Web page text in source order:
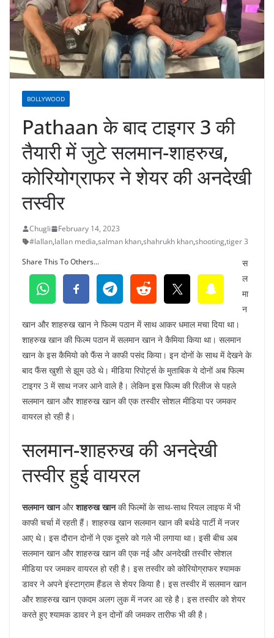
BOLLYWOOD
Pathaan के बाद टाइगर 3 की
तैयारी में जुटे सलमान-शाहरुख,
कोरियोग्राफर ने शेयर की अनदेखी
तस्वीर
Chugli
February 14, 2023
#lallan,lallan media,salman khan,shahrukh khan,shooting,tiger 3
Share This To Others...
स
ल
मा
न
खान और शाहरुख खान ने फिल्म पठान में साथ आकर धमाल मचा दिया था।
शाहरुख खान की फिल्म पठान में सलमान खान ने कैमिया किया था। सलमान
खान के इस कैमियो को फैंस ने काफी पसंद किया। इन दोनों के साथ में देखने के
बाद फैंस खुशी से झूम उठे थे। मीडिया रिपोर्ट्स के मुताबिक ये दोनों अब फिल्म
टाइगर 3 में साथ नजर आने वाले है। लेकिन इस फिल्म की रिलीज से पहले
सलमान खान और शाहरुख खान की एक तस्वीर सोशल मीडिया पर जमकर
वायरल हो रही है।
सलमान-शाहरुख की अनदेखी
तस्वीर हुई वायरल
सलमान खानऔरशाहरुख खानकी फिल्मों के साथ-साथ रियल लाइफ में भी
काफी चर्चा में रहती हैं। शाहरुख खान सलमान खान की बर्थडे पार्टी में नजर
आए थे। इस दौरान दोनों ने एक दूसरे को गले भी लगाया था। इसी बीच अब
सलमान खान और शाहरुख खान की एक नई और अनदेखी तस्वीर सोशल
मीडिया पर जमकर वायरल हो रही है। इस तस्वीर को कोरियोग्राफर श्यामक
डावर ने अपने इंस्टाग्राम हैंडल से शेयर किया है। इस तस्वीर में सलमान खान
और शाहरुख खान एकदम अलग लुक में नजर आ रहे है। इस तस्वीर को शेयर
करते हुए श्यामक डावर ने इन दोनों की जमकर तारीफ भी की है।